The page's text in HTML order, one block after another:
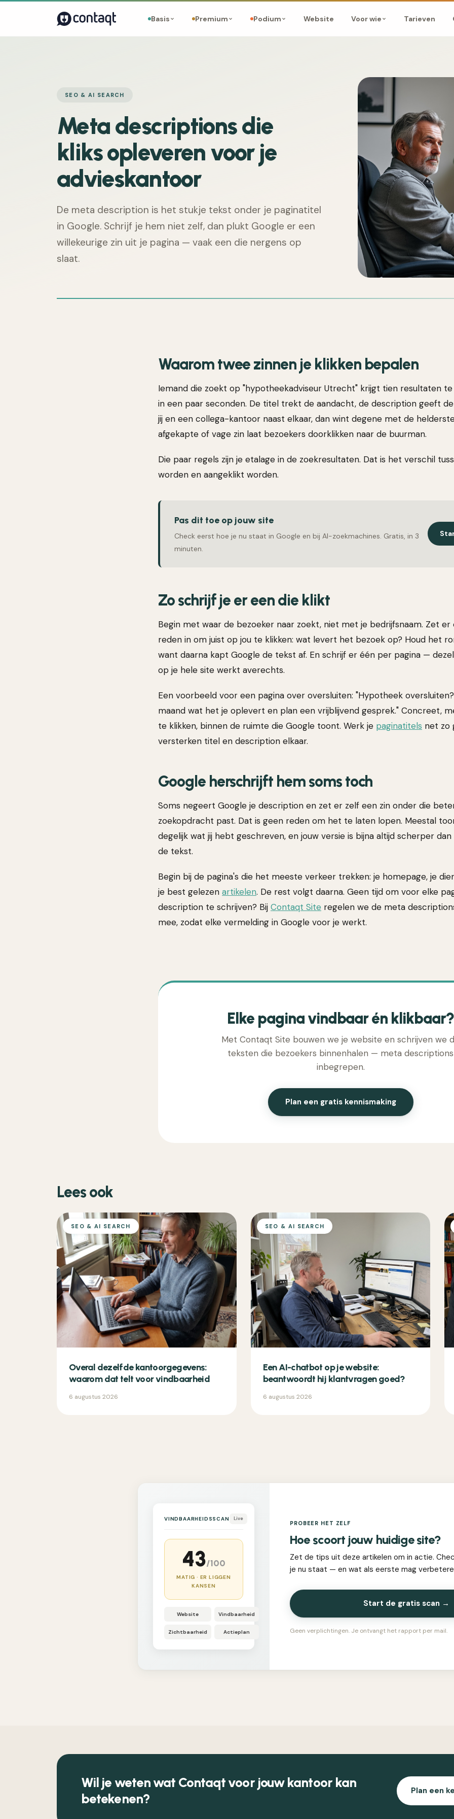
Basis Premium Podium Website Voor wie Tarieven
SEO & AI SEARCH
Meta descriptions die
kliks opleveren voor je
advieskantoor
De meta description is het stukje tekst onder je paginatitel
in Google. Schrijf je hem niet zelf, dan plukt Google er een
willekeurige zin uit je pagina — vaak een die nergens op
slaat.
Waarom twee zinnen je klikken bepalen
Iemand die zoekt op "hypotheekadviseur Utrecht" krijgt tien resultaten
in een paar seconden. De titel trekt de aandacht, de description geeft
jij en een collega-kantoor naast elkaar, dan wint degene met de
afgekapte of vage zin laat bezoekers doorklikken naar de buurman.
Die paar regels zijn je etalage in de zoekresultaten. Dat is het verschil
worden en aangeklikt worden.
Pas dit toe op jouw site
Check eerst hoe je nu staat in Google en bij AI-zoekmachines. Gratis, in 3
minuten.
Zo schrijf je er een die klikt
Begin met waar de bezoeker naar zoekt, niet met je bedrijfsnaam. Zet
reden in om juist op jou te klikken: wat levert het bezoek op? Houd het
want daarna kapt Google de tekst af. En schrijf er één per pagina —
op je hele site werkt averechts.
Een voorbeeld voor een pagina over oversluiten: "Hypotheek
maand wat het je oplevert en plan een vrijblijvend gesprek." Concreet,
te klikken, binnen de ruimte die Google toont. Werk je paginatitels net zo
versterken titel en description elkaar.
Google herschrijft hem soms toch
Soms negeert Google je description en zet er zelf een zin onder die
zoekopdracht past. Dat is geen reden om het te laten lopen. Meestal
degelijk wat jij hebt geschreven, en jouw versie is bijna altijd scherper dan
de tekst.
Begin bij de pagina's die het meeste verkeer trekken: je homepage, je
je best gelezen artikelen. De rest volgt daarna. Geen tijd om voor elke
description te schrijven? Bij Contaqt Site regelen we de meta
mee, zodat elke vermelding in Google voor je werkt.
Elke pagina vindbaar én klikbaar?
Met Contaqt Site bouwen we je website en schrijven we
teksten die bezoekers binnenhalen — meta descriptions
inbegrepen.
Plan een gratis kennismaking
Lees ook
SEO & AI SEARCH
Overal dezelfde kantoorgegevens:
waarom dat telt voor vindbaarheid
6 augustus 2026
SEO & AI SEARCH
Een AI-chatbot op je website:
beantwoordt hij klantvragen goed?
6 augustus 2026
VINDBAARHEIDSSCAN Live
43/100
MATIG · ER LIGGEN
KANSEN
Website Vindbaarheid
Zichtbaarheid Actieplan
PROBEER HET ZELF
Hoe scoort jouw huidige site?
Zet de tips uit deze artikelen om in actie.
je nu staat — en wat als eerste mag
Start de gratis scan →
Geen verplichtingen. Je ontvangt het rapport per mail.
Wil je weten wat Contaqt voor jouw kantoor kan
betekenen?
Plan een